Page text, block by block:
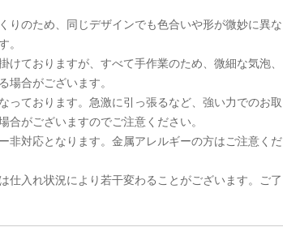
りのため、同じデザインでも色合いや形が微妙に異な
。
ておりますが、すべて手作業のため、微細な気泡、
場合がございます。
っております。急激に引っ張るなど、強い力でのお取
合がございますのでご注意ください。
非対応となります。金属アレルギーの方はご注意くだ
仕入れ状況により若干変わることがございます。ご了